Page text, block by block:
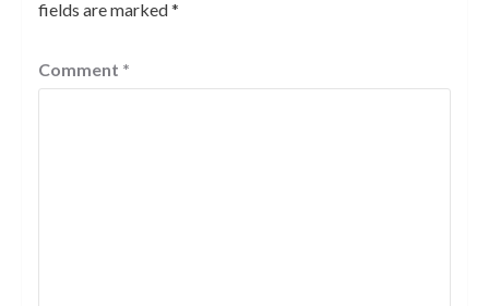
fields are marked*
Comment *